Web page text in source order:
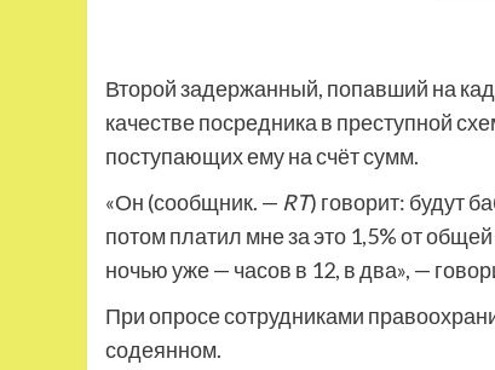
Второй задержанный, попавший на
качестве посредника в преступной
поступающих ему на счёт сумм.
«Он (сообщник. — RT) говорит: будут
потом платил мне за это 1,5% от
ночью уже — часов в 12, в два», —
При опросе сотрудниками
содеянном.